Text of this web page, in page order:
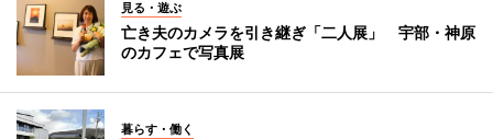
見る・遊ぶ
亡き夫のカメラを引き継ぎ「二人展」 宇部・神原
のカフェで写真展
暮らす・働く